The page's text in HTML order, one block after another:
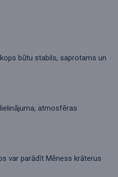
būtu stabils, saprotams un
atmosfēras
var parādīt Mēness krāterus